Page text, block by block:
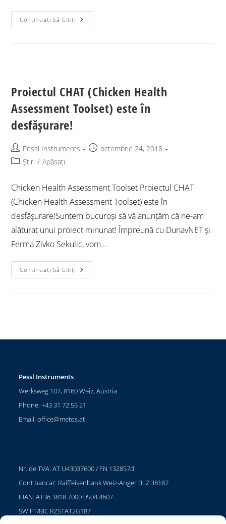
Continuați Să Citiți
Proiectul CHAT (Chicken Health
Assessment Toolset) este în
desfășurare!
Pessl Instruments
octombrie 24, 2018
Știri / Apăsați
Chicken Health Assessment Toolset Proiectul CHAT
(Chicken Health Assessment Toolset) este în
desfășurare!Suntem bucuroși să vă anunțăm că ne-am
alăturat unui proiect minunat! Împreună cu DunavNET și
Ferma Zivko Sekulic, vom...
Continuați Să Citiți
Pessl Instruments
Werksweg 107, 8160 Weiz, Austria
Phone: +43 31 72 55 21
Email:office@metos.at
Nr. de TVA: AT U43037600 / FN 132857d
Cont bancar: Raiffeisenbank Weiz-Anger BLZ 38187
IBAN: AT36 3818 7000 0504 4607
SWIFT/BIC RZSTAT2G187